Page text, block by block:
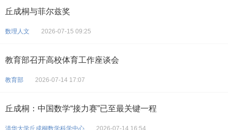
丘成桐与菲尔兹奖
数理人文 2026-07-15 09:25
教育部召开高校体育工作座谈会
教育部 2026-07-14 17:07
丘成桐：中国数学“接力赛”已至最关键一程
清华大学丘成桐数学科学中心 2026-07-14 16:54